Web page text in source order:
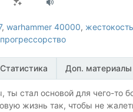
, warhammer 40000,
прогрессорство
Статистика Доп. материалы
стал основой для чего-то
жизнь так, чтобы не